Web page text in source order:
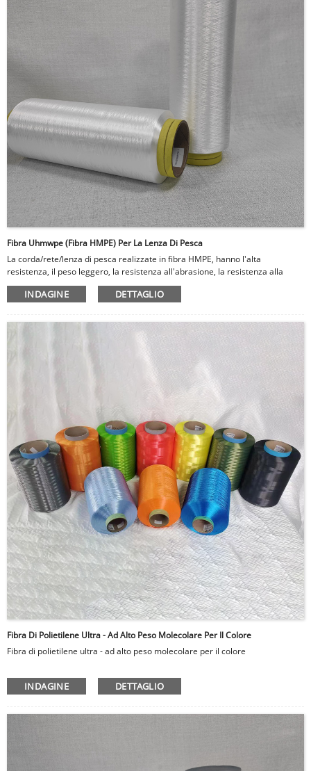
Fibra Uhmwpe (fibra HMPE) Per La Lenza Di Pesca
La corda/rete/lenza di pesca realizzate in fibra HMPE, hanno l'alta
resistenza, il peso leggero, la resistenza all'abrasione, la resistenza alla
corrosione e così via.
INDAGINE DETTAGLIO
Fibra Di Polietilene Ultra - Ad Alto Peso Molecolare Per Il Colore
Fibra di polietilene ultra - ad alto peso molecolare per il colore
INDAGINE DETTAGLIO